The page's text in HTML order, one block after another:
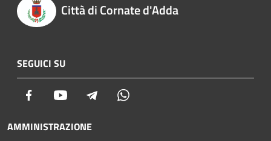
Città di Cornate d'Adda
SEGUICI SU
Facebook Youtube Telegram
AMMINISTRAZIONE